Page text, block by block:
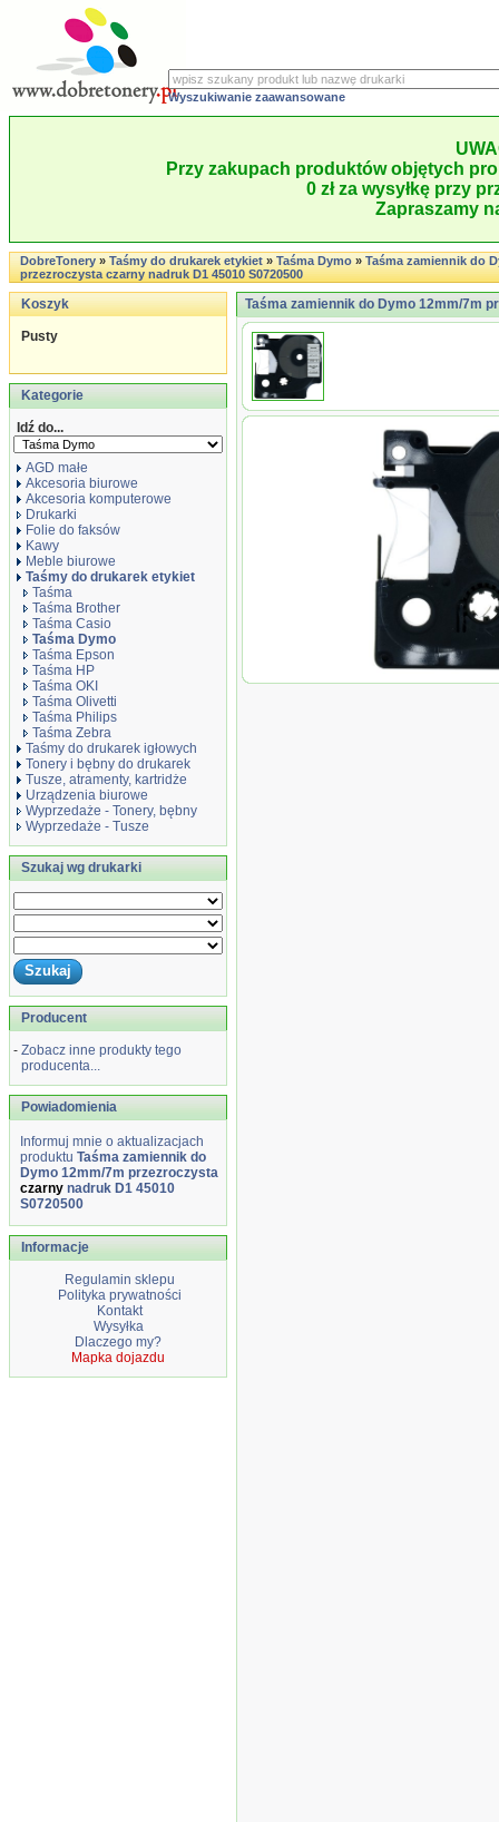
Wyszukiwanie zaawansowane
Przy zakupach produktów objętych
0 zł za wysyłkę przy
Zapraszamy
DobreTonery»Taśmy do drukarek etykiet»Taśma Dymo»Taśma zamiennik do
przezroczysta czarny nadruk D1 45010 S0720500
Koszyk
Pusty
Kategorie
Idź do...
AGD małe
Akcesoria biurowe
Akcesoria komputerowe
Drukarki
Folie do faksów
Kawy
Meble biurowe
Taśmy do drukarek etykiet
Taśma
Taśma Brother
Taśma Casio
Taśma Dymo
Taśma Epson
Taśma HP
Taśma OKI
Taśma Olivetti
Taśma Philips
Taśma Zebra
Taśmy do drukarek igłowych
Tonery i bębny do drukarek
Tusze, atramenty, kartridże
Urządzenia biurowe
Wyprzedaże - Tonery, bębny
Wyprzedaże - Tusze
Szukaj wg drukarki
Producent
- Zobacz inne produkty tego
producenta...
Powiadomienia
Informuj mnie o aktualizacjach
produktu Taśma zamiennik do
Dymo 12mm/7m przezroczysta
czarny nadruk D1 45010
S0720500
Informacje
Regulamin sklepu
Polityka prywatności
Kontakt
Wysyłka
Dlaczego my?
Mapka dojazdu
Taśma zamiennik do Dymo 12mm/7m
Taśma zamiennik